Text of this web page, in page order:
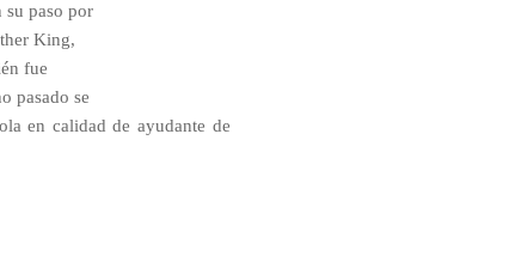
su paso por
King,
fue
pasado se
en calidad de ayudante de